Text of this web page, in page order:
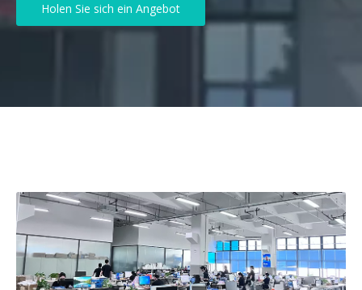
Holen Sie sich ein Angebot